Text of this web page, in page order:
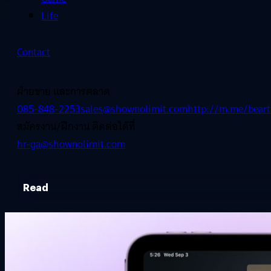
Life
Contact
ฝ่ายขาย และการตลาด
085-848-2253sales@shownolimit.comhttp://m.me/
สมัครงาน/ฝึกงาน ติดต่อได้ที่
hr-ga@shownolimit.com
Read